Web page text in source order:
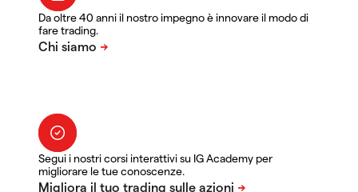
Da oltre 40 anni il nostro impegno è innovare il modo di
fare trading.
Segui i nostri corsi interattivi su IG Academy per
migliorare le tue conoscenze.